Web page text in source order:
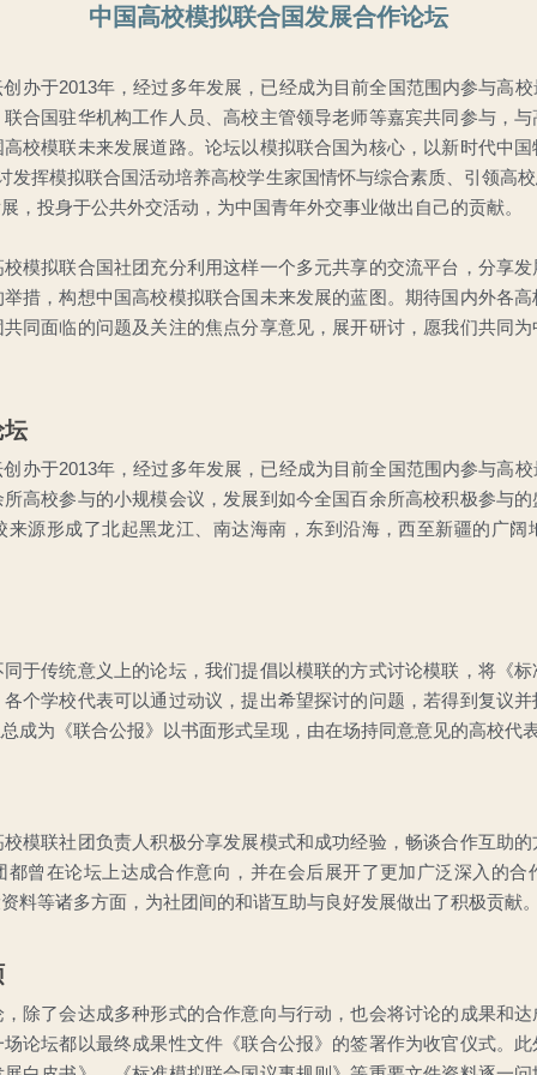
中国高校模拟联合国发展合作论坛
办于2013年，经过多年发展，已经成为目前全国范围内参与高
合国驻华机构工作人员、高校主管领导老师等嘉宾共同参与，
校模联未来发展道路。论坛以模拟联合国为核心，以新时代中
发挥模拟联合国活动培养高校学生家国情怀与综合素质、引领高
，投身于公共外交活动，为中国青年外交事业做出自己的贡献。
模拟联合国社团充分利用这样一个多元共享的交流平台，分享
措，构想中国高校模拟联合国未来发展的蓝图。期待国内外各
同面临的问题及关注的焦点分享意见，展开研讨，愿我们共同
坛
办于2013年，经过多年发展，已经成为目前全国范围内参与高
高校参与的小规模会议，发展到如今全国百余所高校积极参与
源形成了北起黑龙江、南达海南，东到沿海，西至新疆的广
于传统意义上的论坛，我们提倡以模联的方式讨论模联，将《
个学校代表可以通过动议，提出希望探讨的问题，若得到复议
成为《联合公报》以书面形式呈现，由在场持同意意见的高校代
模联社团负责人积极分享发展模式和成功经验，畅谈合作互助
曾在论坛上达成合作意向，并在会后展开了更加广泛深入的
料等诸多方面，为社团间的和谐互助与良好发展做出了积极贡献
除了会达成多种形式的合作意向与行动，也会将讨论的成果和
论坛都以最终成果性文件《联合公报》的签署作为收官仪式。